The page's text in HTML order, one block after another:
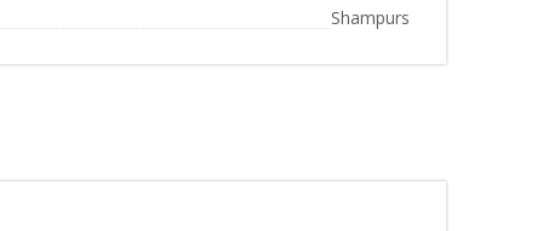
Shampurs